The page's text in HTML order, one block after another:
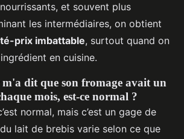
et souvent plus
les intermédiaires, on obtient
prix imbattable, surtout quand on
en cuisine.
dit que son fromage avait un
mois, est-ce normal ?
normal, mais c’est un gage de
lait de brebis varie selon ce que